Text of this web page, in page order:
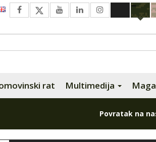
rat Multimedija
Povratak na